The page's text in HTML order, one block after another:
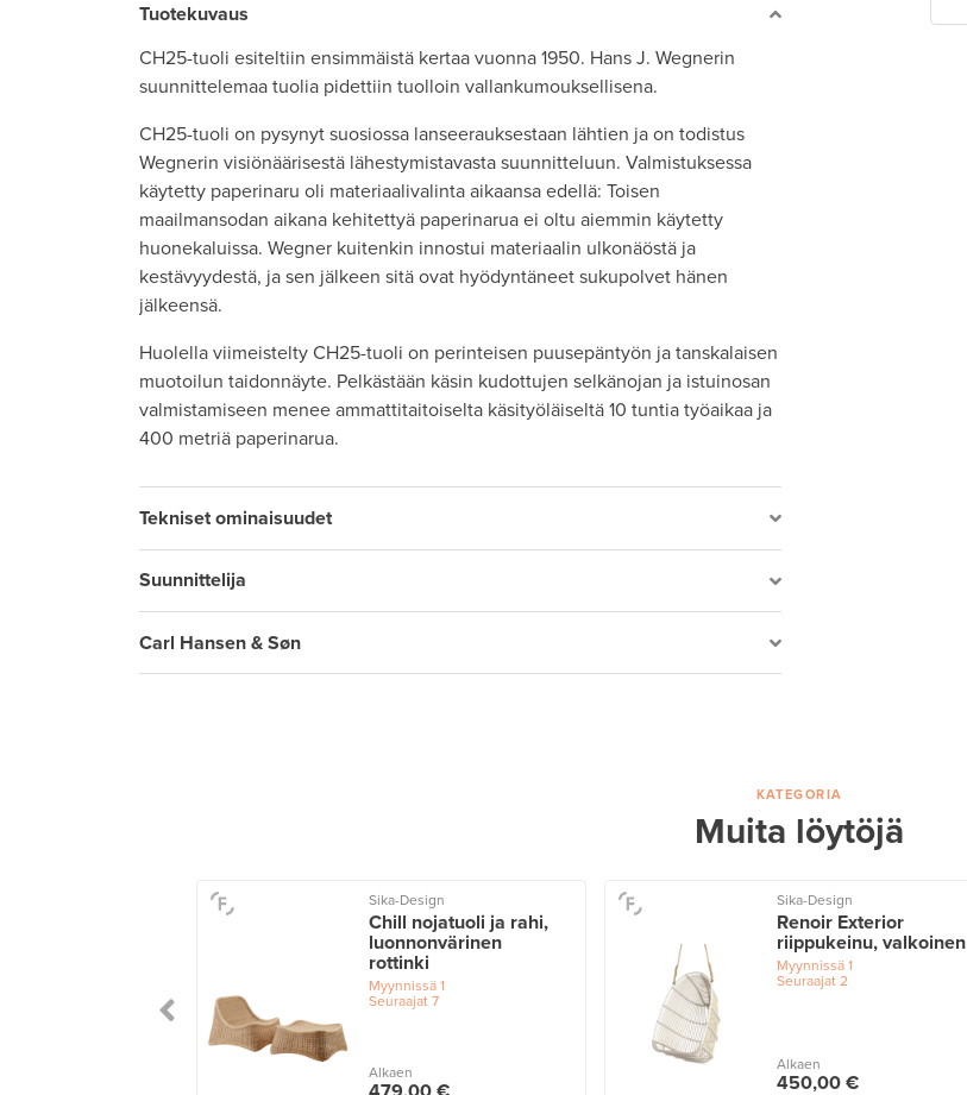
Tuotekuvaus
CH25-tuoli esiteltiin ensimmäistä kertaa vuonna 1950. Hans J. Wegnerin
suunnittelemaa tuolia pidettiin tuolloin vallankumouksellisena.
CH25-tuoli on pysynyt suosiossa lanseerauksestaan lähtien ja on todistus
Wegnerin visiönäärisestä lähestymistavasta suunnitteluun. Valmistuksessa
käytetty paperinaru oli materiaalivalinta aikaansa edellä: Toisen
maailmansodan aikana kehitettyä paperinarua ei oltu aiemmin käytetty
huonekaluissa. Wegner kuitenkin innostui materiaalin ulkonäöstä ja
kestävyydestä, ja sen jälkeen sitä ovat hyödyntäneet sukupolvet hänen
jälkeensä.
Huolella viimeistelty CH25-tuoli on perinteisen puusepäntyön ja tanskalaisen
muotoilun taidonnäyte. Pelkästään käsin kudottujen selkänojan ja istuinosan
valmistamiseen menee ammattitaitoiselta käsityöläiseltä 10 tuntia työaikaa ja
400 metriä paperinarua.
Tekniset ominaisuudet
Suunnittelija
Carl Hansen & Søn
KATEGORIA
Muita löytöjä
Sika-Design
Chill nojatuoli ja rahi,
luonnonvärinen
rottinki
Myynnissä1
Seuraajat7
Alkaen
Sika-Design
Renoir Exterior
riippukeinu, valkoinen
Myynnissä1
Seuraajat2
Alkaen
450,00 €